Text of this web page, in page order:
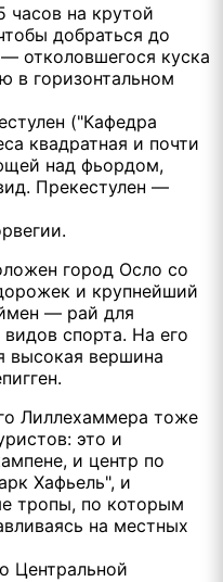
часов на крутой
добраться до
отколовшегося куска
в горизонтальном
("Кафедра
квадратная и почти
над фьордом,
Прекестулен —
город Осло со
и крупнейший
— рай для
спорта. На его
высокая вершина
Лиллехаммера тоже
это и
и центр по
Хафьель", и
тропы, по которым
на местных
Центральной